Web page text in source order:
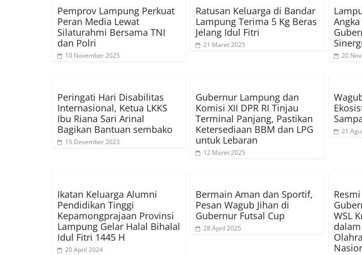
Pemprov Lampung Perkuat
Peran Media Lewat
Silaturahmi Bersama TNI
dan Polri
10 November 2025
Ratusan Keluarga di Bandar
Lampung Terima 5 Kg Beras
Jelang Idul Fitri
21 Maret 2025
20
Peringati Hari Disabilitas
Internasional, Ketua LKKS
Ibu Riana Sari Arinal
Bagikan Bantuan sembako
15 Desember 2023
Gubernur Lampung dan
Komisi XII DPR RI Tinjau
Terminal Panjang, Pastikan
Ketersediaan BBM dan LPG
untuk Lebaran
12 Maret 2025
21
Ikatan Keluarga Alumni
Pendidikan Tinggi
Kepamongprajaan Provinsi
Lampung Gelar Halal Bihalal
Idul Fitri 1445 H
20 April 2024
Bermain Aman dan Sportif,
Pesan Wagub Jihan di
Gubernur Futsal Cup
28 April 2025
WSL